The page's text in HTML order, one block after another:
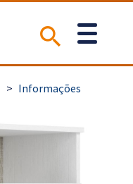
> Informações